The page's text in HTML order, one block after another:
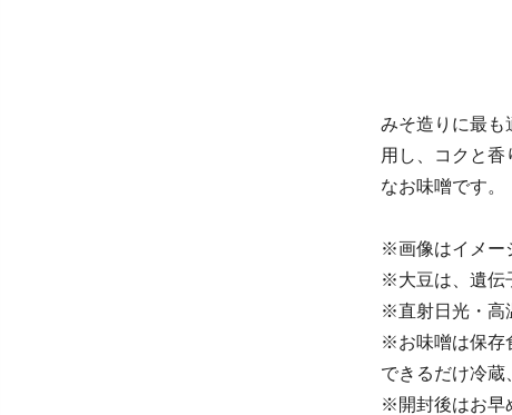
みそ造りに最も
用し、コクと
なお味噌です。
※画像はイメー
※大豆は、遺伝
※直射日光・高
※お味噌は保存
できるだけ冷蔵
※開封後はお早